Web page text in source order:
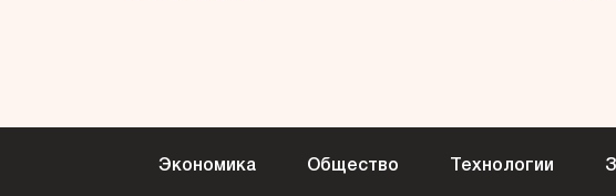
Экономика Общество Технологии